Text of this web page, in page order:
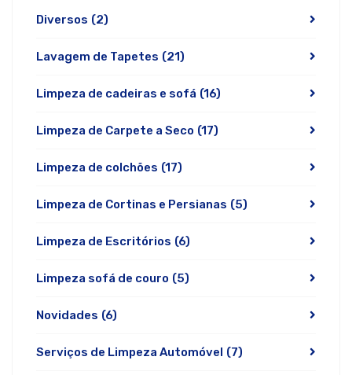
Diversos (2)
Lavagem de Tapetes (21)
Limpeza de cadeiras e sofá (16)
Limpeza de Carpete a Seco (17)
Limpeza de colchões (17)
Limpeza de Cortinas e Persianas (5)
Limpeza de Escritórios (6)
Limpeza sofá de couro (5)
Novidades (6)
Serviços de Limpeza Automóvel (7)